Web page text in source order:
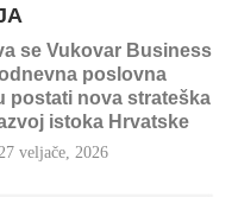
se Vukovar Business
poslovna
postati nova strateška
istoka Hrvatske
veljače, 2026